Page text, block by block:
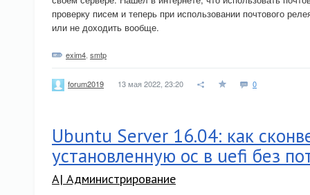
проверку писем и теперь при использовании почтового
или не доходить вообще.
exim4 smtp
forum2019 13 мая 2022, 23:20 0
Ubuntu Server 16.04: как
установленную ос в uefi без
A| Администрирование